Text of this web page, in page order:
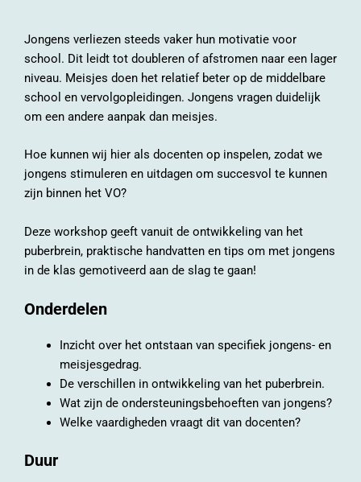
Jongens verliezen steeds vaker hun motivatie voor
school. Dit leidt tot doubleren of afstromen naar een lager
niveau. Meisjes doen het relatief beter op de middelbare
school en vervolgopleidingen. Jongens vragen duidelijk
om een andere aanpak dan meisjes.
Hoe kunnen wij hier als docenten op inspelen, zodat we
jongens stimuleren en uitdagen om succesvol te kunnen
zijn binnen het VO?
Deze workshop geeft vanuit de ontwikkeling van het
puberbrein, praktische handvatten en tips om met jongens
in de klas gemotiveerd aan de slag te gaan!
Onderdelen
Inzicht over het ontstaan van specifiek jongens- en
meisjesgedrag.
De verschillen in ontwikkeling van het puberbrein.
Wat zijn de ondersteuningsbehoeften van jongens?
Welke vaardigheden vraagt dit van docenten?
Duur